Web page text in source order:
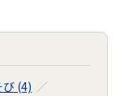
び (4)